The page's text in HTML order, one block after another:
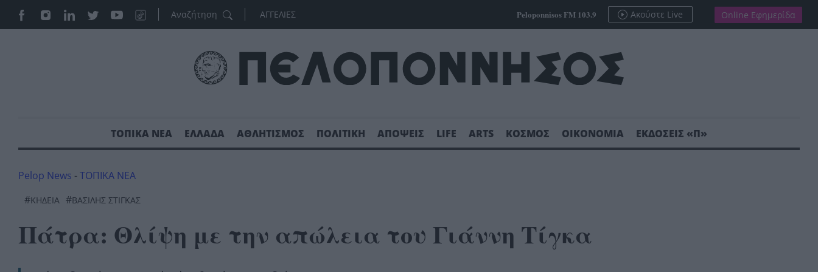
ΑΓΓΕΛΙΕΣ Peloponnisos FM 103.9 Ακούστε Live Online Εφημερίδα
ΤΟΠΙΚΑ ΝΕΑ ΕΛΛΑΔΑ ΑΘΛΗΤΙΣΜΟΣ ΠΟΛΙΤΙΚΗ ΑΠΟΨΕΙΣ LIFE ARTS ΚΟΣΜΟΣ ΟΙΚΟΝΟΜΙΑ ΕΚΔΟΣΕΙΣ «Π»
Pelop News -ΤΟΠΙΚΑ ΝΕΑ
#ΚΗΔΕΊΑ #ΒΑΣΙΛΗΣ ΣΤΙΓΚΑΣ
Πάτρα: Θλίψη με την απώλεια του Γιάννη Τίγκα